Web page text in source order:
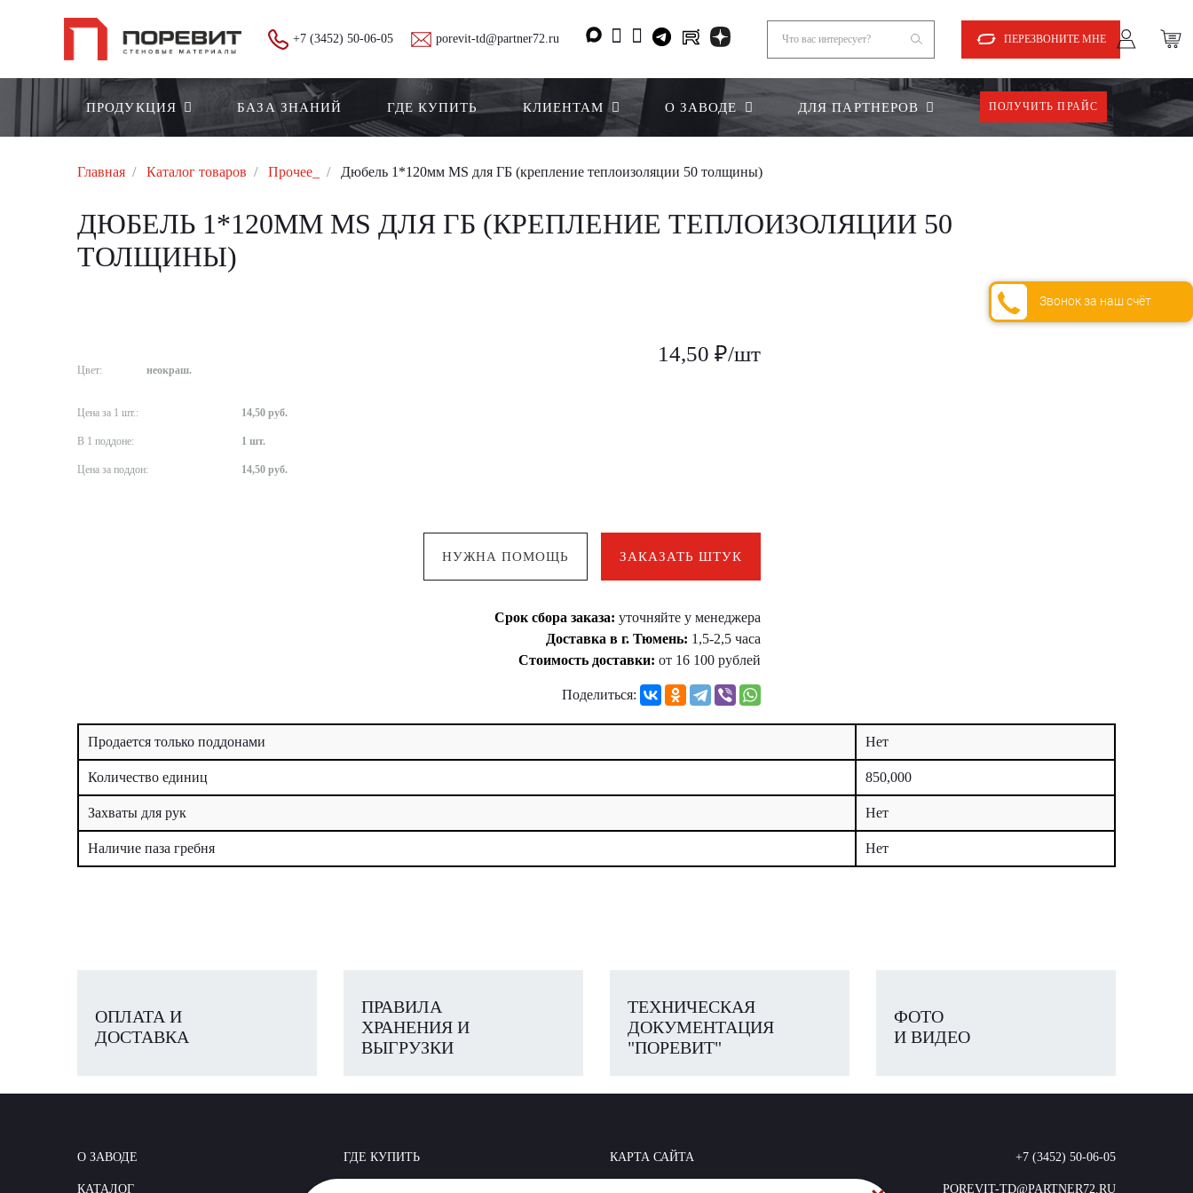
+7 (3452) 50-06-05 porevit-td@partner72.ru ПЕРЕЗВОНИТЕ МНЕ
ПРОДУКЦИЯ БАЗА ЗНАНИЙ ГДЕ КУПИТЬ КЛИЕНТАМ О ЗАВОДЕ ДЛЯ ПАРТНЕРОВ ПОЛУЧИТЬ ПРАЙС
Главная Каталог товаров Прочее_ Дюбель 1*120мм МS для ГБ (крепление теплоизоляции 50 толщины)
ДЮБЕЛЬ 1*120ММ МS ДЛЯ ГБ (КРЕПЛЕНИЕ ТЕПЛОИЗОЛЯЦИИ 50
ТОЛЩИНЫ)
Цвет: неокраш.
Цена за 1 шт.: 14,50 руб.
В 1 поддоне: 1 шт.
Цена за поддон: 14,50 руб.
14,50 ₽/шт
ЗАКАЗАТЬ ШТУК
НУЖНА ПОМОЩЬ
Срок сбора заказа: уточняйте у менеджера
Доставка в г. Тюмень: 1,5-2,5 часа
Стоимость доставки: от 16 100 рублей
Поделиться:
Продается только поддонами Нет
Количество единиц 850,000
Захваты для рук Нет
Наличие паза гребня Нет
ОПЛАТА И
ДОСТАВКА
ПРАВИЛА
ХРАНЕНИЯ И
ВЫГРУЗКИ
ТЕХНИЧЕСКАЯ
ДОКУМЕНТАЦИЯ
"ПОРЕВИТ"
ФОТО
И ВИДЕО
О ЗАВОДЕ
КАТАЛОГ
ГДЕ КУПИТЬ КАРТА САЙТА +7 (3452) 50-06-05
POREVIT-TD@PARTNER72.RU
Звонок за наш счёт